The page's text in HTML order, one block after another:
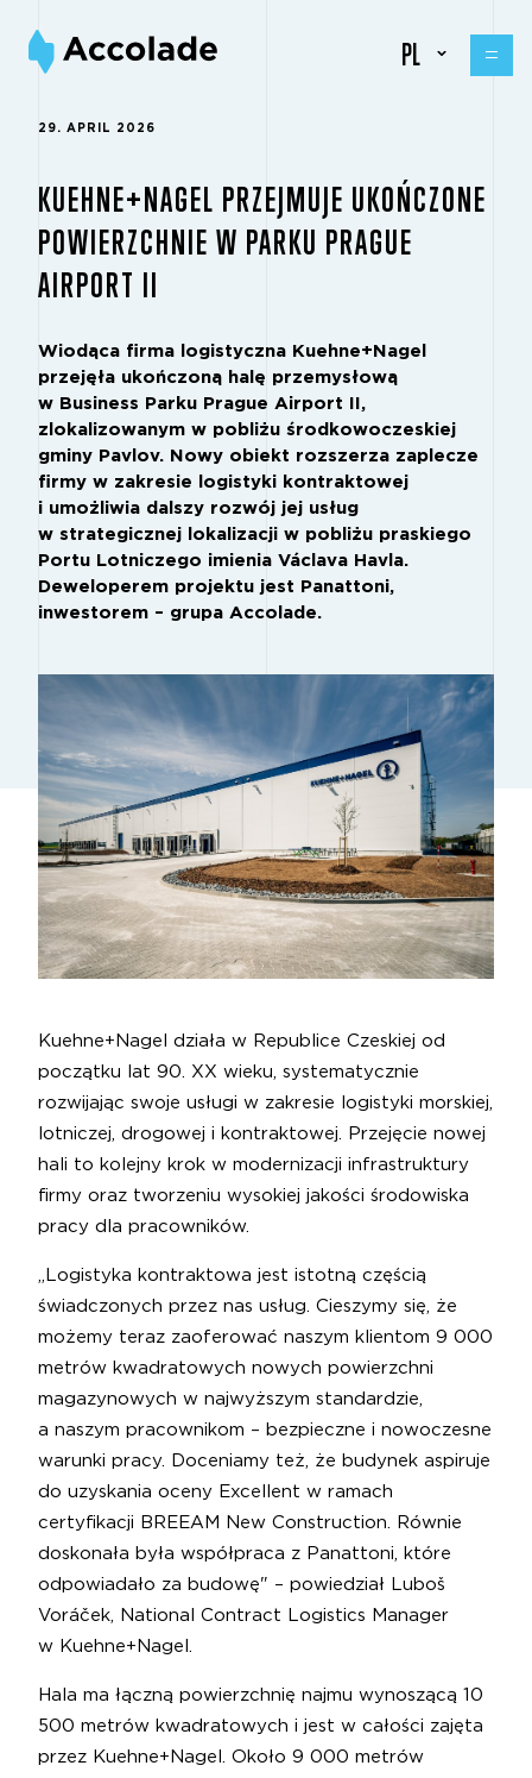
PL
29. APRIL 2026
KUEHNE+NAGEL PRZEJMUJE UKOŃCZONE
POWIERZCHNIE W PARKU PRAGUE
AIRPORT II
Wiodąca firma logistyczna Kuehne+Nagel
przejęła ukończoną halę przemysłową
w Business Parku Prague Airport II,
zlokalizowanym w pobliżu środkowoczeskiej
gminy Pavlov. Nowy obiekt rozszerza zaplecze
firmy w zakresie logistyki kontraktowej
i umożliwia dalszy rozwój jej usług
w strategicznej lokalizacji w pobliżu praskiego
Portu Lotniczego imienia Václava Havla.
Deweloperem projektu jest Panattoni,
inwestorem – grupa Accolade.
Kuehne+Nagel działa w Republice Czeskiej od
początku lat 90. XX wieku, systematycznie
rozwijając swoje usługi w zakresie logistyki morskiej,
lotniczej, drogowej i kontraktowej. Przejęcie nowej
hali to kolejny krok w modernizacji infrastruktury
firmy oraz tworzeniu wysokiej jakości środowiska
pracy dla pracowników.
„Logistyka kontraktowa jest istotną częścią
świadczonych przez nas usług. Cieszymy się, że
możemy teraz zaoferować naszym klientom 9 000
metrów kwadratowych nowych powierzchni
magazynowych w najwyższym standardzie,
a naszym pracownikom – bezpieczne i nowoczesne
warunki pracy. Doceniamy też, że budynek aspiruje
do uzyskania oceny Excellent w ramach
certyfikacji BREEAM New Construction. Równie
doskonała była współpraca z Panattoni, które
odpowiadało za budowę" – powiedział Luboš
Voráček, National Contract Logistics Manager
w Kuehne+Nagel.
Hala ma łączną powierzchnię najmu wynoszącą 10
500 metrów kwadratowych i jest w całości zajęta
przez Kuehne+Nagel. Około 9 000 metrów